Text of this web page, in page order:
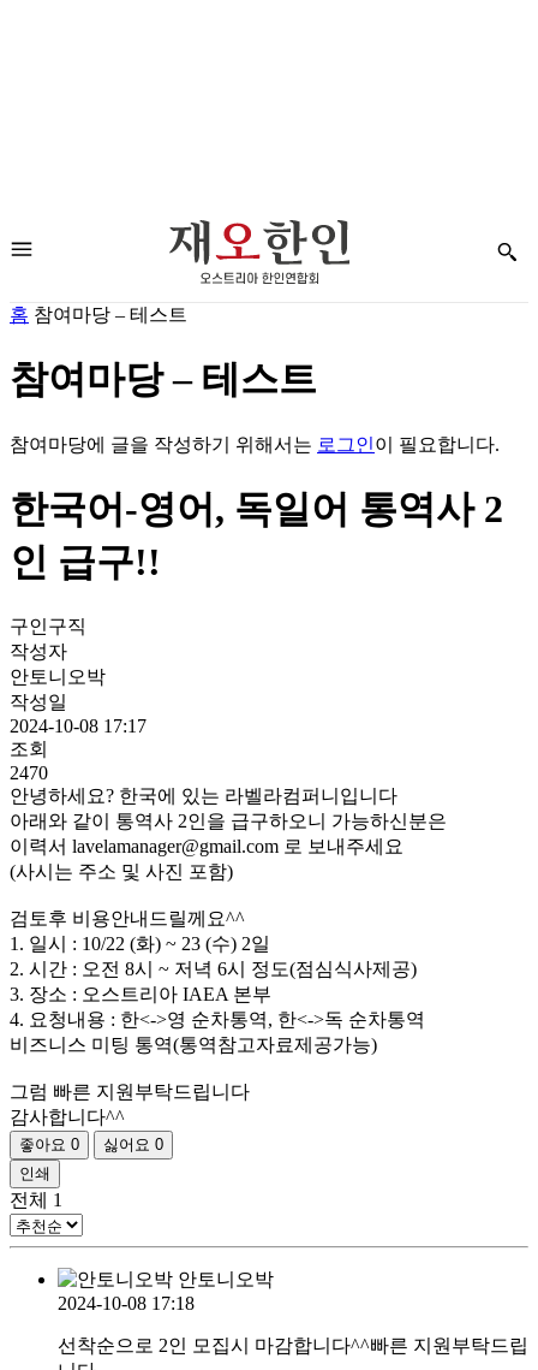
홈 참여마당 – 테스트
참여마당 – 테스트
참여마당에 글을 작성하기 위해서는 로그인이 필요합니다.
한국어-영어, 독일어 통역사 2
인 급구!!
구인구직
작성자
안토니오박
작성일
2024-10-08 17:17
조회
2470
안녕하세요? 한국에 있는 라벨라컴퍼니입니다
아래와 같이 통역사 2인을 급구하오니 가능하신분은
이력서 lavelamanager@gmail.com 로 보내주세요
(사시는 주소 및 사진 포함)
검토후 비용안내드릴께요^^
1. 일시 : 10/22 (화) ~ 23 (수) 2일
2. 시간 : 오전 8시 ~ 저녁 6시 정도(점심식사제공)
3. 장소 : 오스트리아 IAEA 본부
4. 요청내용 : 한<->영 순차통역, 한<->독 순차통역
비즈니스 미팅 통역(통역참고자료제공가능)
그럼 빠른 지원부탁드립니다
감사합니다^^
좋아요 0 싫어요 0
인쇄
전체 1
안토니오박
2024-10-08 17:18
선착순으로 2인 모집시 마감합니다^^빠른 지원부탁드립